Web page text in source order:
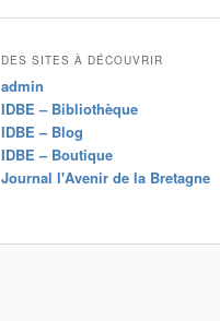
DES SITES À DÉCOUVRIR
admin
IDBE – Bibliothèque
IDBE – Blog
IDBE – Boutique
Journal l'Avenir de la Bretagne